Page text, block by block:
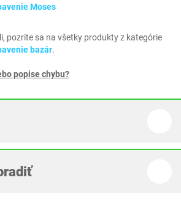
Moses
pozrite sa na všetky produkty z kategórie
bazár.
popise chybu?